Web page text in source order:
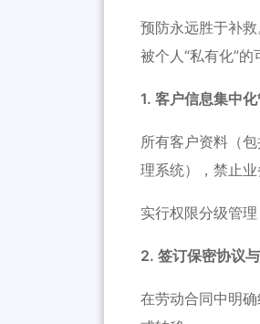
预防永远胜于补
被个人“私有化”的
1. 客户信息集中
所有客户资料（
理系统），禁止
实行权限分级管理
2. 签订保密协议
在劳动合同中明